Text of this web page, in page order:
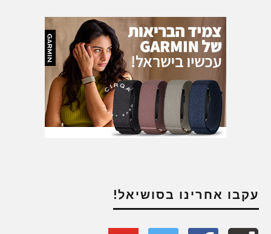
עקבו אחרינו בסושיאל!